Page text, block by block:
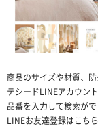
商品のサイズや材質、
テシードLINEアカウン
品番を入力して検索が
LINEお友達登録はこちら